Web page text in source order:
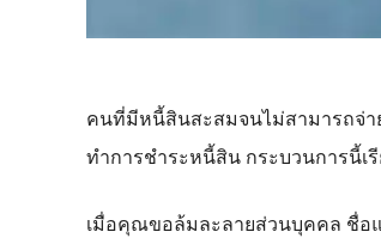
คนที่มีหนี้สินสะสมจนไม่สามารถจ่า
ทำการชำระหนี้สิน กระบวนการนี้
เมื่อคุณขอล้มละลายส่วนบุคคล ชื่อ